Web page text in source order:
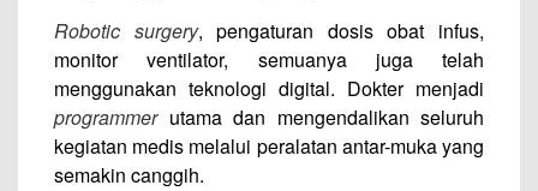
Robotic surgery, pengaturan dosis obat infus,
monitor ventilator, semuanya juga telah
menggunakan teknologi digital. Dokter menjadi
programmerutama dan mengendalikan seluruh
kegiatan medis melalui peralatan antar-muka yang
semakin canggih.